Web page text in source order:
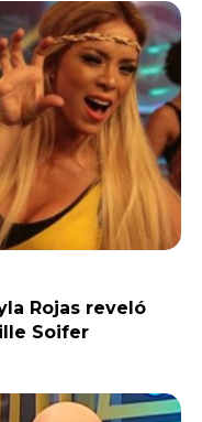
Rojas reveló
Soifer